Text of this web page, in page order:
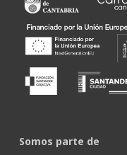
Somos parte de